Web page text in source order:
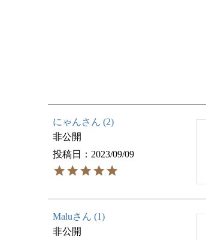
にゃん
2
非公開
投稿日
2023/09/09
Malu
1
非公開